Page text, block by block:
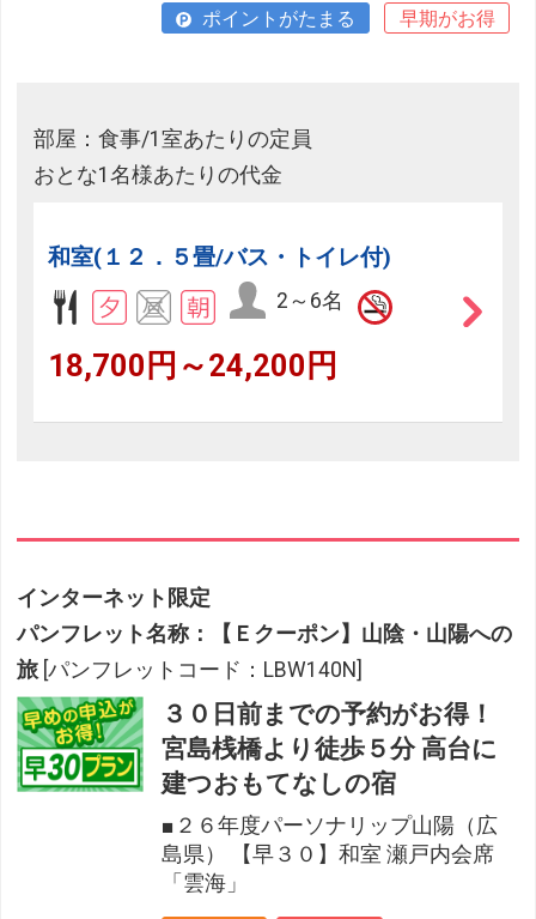
ポイントがたまる
早期がお得
部屋：食事/1室あたりの定員
おとな1名様あたりの代金
和室(１２．５畳/バス・トイレ付)
2～6名
18,700円～24,200円
インターネット限定
パンフレット名称：【Ｅクーポン】山陰・山陽への
旅 [パンフレットコード：LBW140N]
３０日前までの予約がお得！
宮島桟橋より徒歩５分 高台に
建つおもてなしの宿
■２６年度パーソナリップ山陽（広
島県） 【早３０】和室 瀬戸内会席
「雲海」